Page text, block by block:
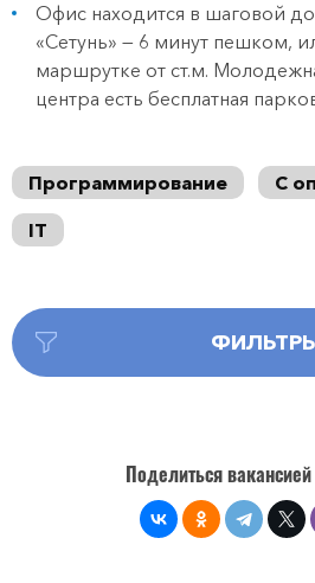
Офис находится в шаговой
«Сетунь» — 6 минут пешком,
маршрутке от ст.м.
центра есть бесплатная
Программирование
С
IT
Поделиться